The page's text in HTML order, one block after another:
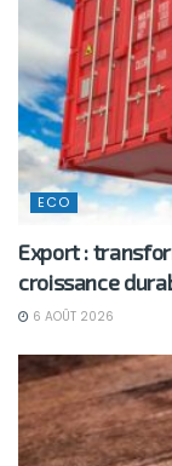
ECO
Export :
croissance
6 AOÛT 2026